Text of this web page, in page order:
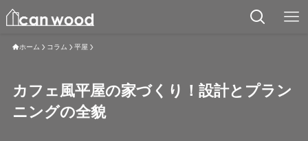
ホーム コラム 平屋
カフェ風平屋の家づくり！設計とプラン
ニングの全貌